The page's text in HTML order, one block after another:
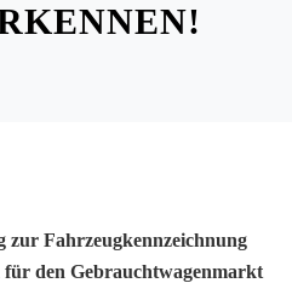
zur Fahrzeugkennzeichnung
für den Gebrauchtwagenmarkt